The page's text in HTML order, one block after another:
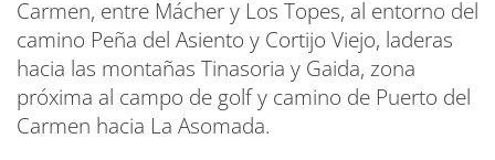
Carmen, entre Mácher y Los Topes, al entorno del
camino Peña del Asiento y Cortijo Viejo, laderas
hacia las montañas Tinasoria y Gaida, zona
próxima al campo de golf y camino de Puerto del
Carmen hacia La Asomada.